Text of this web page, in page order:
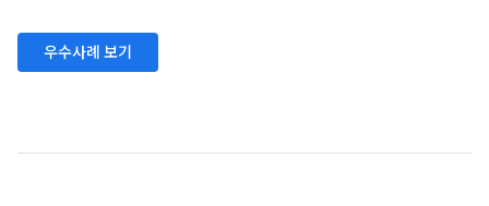
우수사례 보기